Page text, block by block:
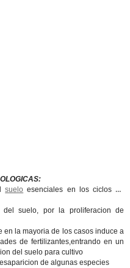
suelo esenciales en los ciclos de
del suelo, por la proliferacion de
en la mayoria de los casos induce a
de fertilizantes,entrando en un
del suelo para cultivo
de algunas especies